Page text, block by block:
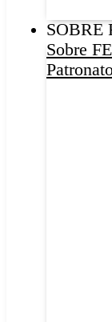
SOBRE
Sobre